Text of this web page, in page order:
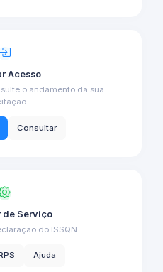
Acesso
o andamento da sua
Consultar
de Serviço
do ISSQN
Ajuda